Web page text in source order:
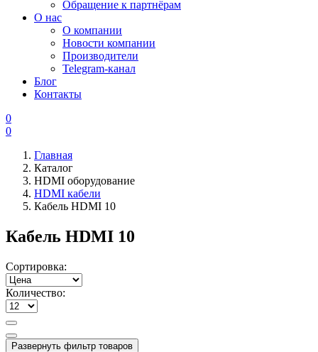
Обращение к партнёрам
О нас
О компании
Новости компании
Производители
Telegram-канал
Блог
Контакты
0
0
Главная
Каталог
HDMI оборудование
HDMI кабели
Кабель HDMI 10
Кабель HDMI 10
Сортировка:
Количество:
Развернуть фильтр товаров